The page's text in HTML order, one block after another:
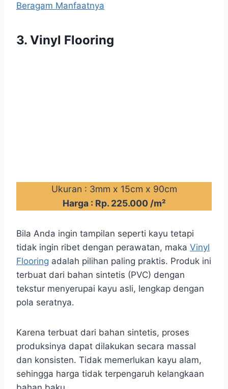
Beragam Manfaatnya
3. Vinyl Flooring
Ukuran : 3mm x 15cm x 90cm
Harga : Rp. 225.000 /m²
Bila Anda ingin tampilan seperti kayu tetapi
tidak ingin ribet dengan perawatan, maka Vinyl
Flooring adalah pilihan paling praktis. Produk ini
terbuat dari bahan sintetis (PVC) dengan
tekstur menyerupai kayu asli, lengkap dengan
pola seratnya.
Karena terbuat dari bahan sintetis, proses
produksinya dapat dilakukan secara massal
dan konsisten. Tidak memerlukan kayu alam,
sehingga harga tidak terpengaruh kelangkaan